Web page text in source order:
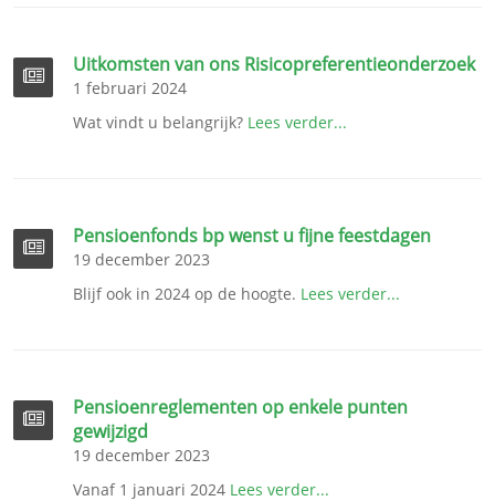
Uitkomsten van ons Risicopreferentieonderzoek
1 februari 2024
Wat vindt u belangrijk? Lees verder...
Pensioenfonds bp wenst u fijne feestdagen
19 december 2023
Blijf ook in 2024 op de hoogte. Lees verder...
Pensioenreglementen op enkele punten
gewijzigd
19 december 2023
Vanaf 1 januari 2024 Lees verder...